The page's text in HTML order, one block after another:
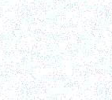
(9, 172)